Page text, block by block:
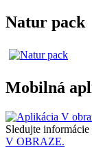
Natur pack
Mobilná
Sledujte
V OBRAZE.